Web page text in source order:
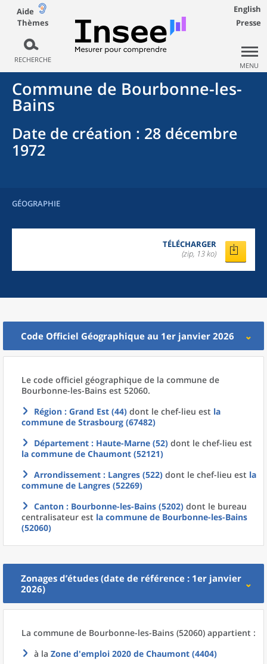
Aide
Thèmes
RECHERCHE
English
Presse
MENU
Commune de Bourbonne-les-
Bains
Date de création : 28 décembre
1972
GÉOGRAPHIE
TÉLÉCHARGER
(zip, 13 ko)
Code Officiel Géographique au 1er janvier 2026
Le code officiel géographique de la commune de
Bourbonne-les-Bains est 52060.
Région : Grand Est (44) dont le chef-lieu est la
commune de Strasbourg (67482)
Département : Haute-Marne (52) dont le chef-lieu est
la commune de Chaumont (52121)
Arrondissement : Langres (522) dont le chef-lieu est la
commune de Langres (52269)
Canton : Bourbonne-les-Bains (5202) dont le bureau
centralisateur est la commune de Bourbonne-les-Bains
(52060)
Zonages d’études (date de référence : 1er janvier
2026)
La commune de Bourbonne-les-Bains (52060) appartient :
à la Zone d'emploi 2020 de Chaumont (4404)